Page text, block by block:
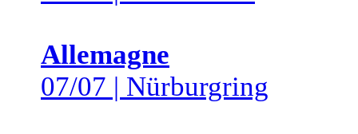
Allemagne
07/07 | Nürburgring